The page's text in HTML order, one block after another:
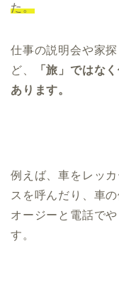
た。
仕事の説明会や家
ど、
「旅」ではな
あります。
例えば、車をレッ
スを呼んだり、車
オージーと電話で
す。